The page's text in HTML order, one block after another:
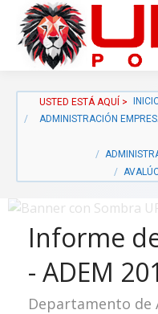
Skip
Content
Skip
navigation
ADMINISTRACIÓN
Informe
- ADEM
Departamento de